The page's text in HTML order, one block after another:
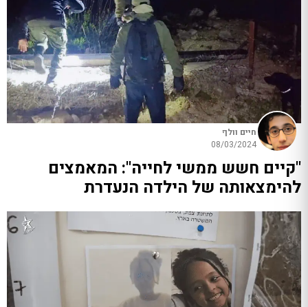
חיים וולף
08/03/2024
"קיים חשש ממשי לחייה": המאמצים
להימצאותה של הילדה הנעדרת